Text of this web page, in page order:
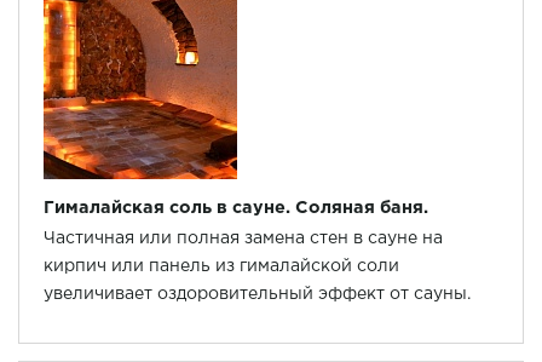
Гималайская соль в сауне. Соляная баня.
Частичная или полная замена стен в сауне на
кирпич или панель из гималайской соли
увеличивает оздоровительный эффект от сауны.